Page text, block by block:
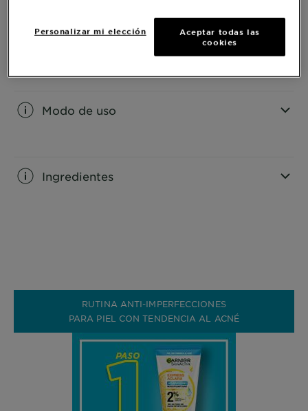
CLOSE SUBPANEL
Modo de uso
Ingredientes
RUTINA ANTI-IMPERFECCIONES
PARA PIEL CON TENDENCIA AL ACNÉ
Personalizar mi elección
Aceptar todas las
cookies